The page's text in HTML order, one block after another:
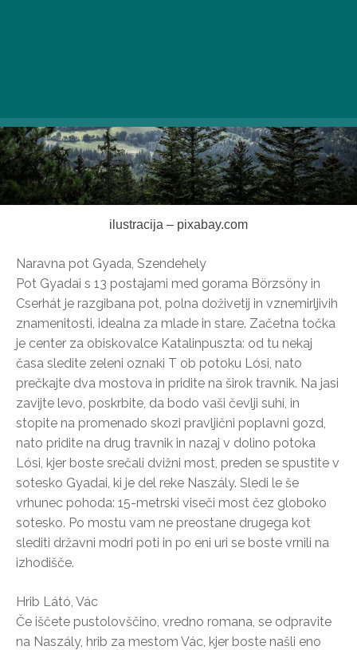
ilustracija – pixabay.com
Naravna pot Gyada, Szendehely
Pot Gyadai s 13 postajami med gorama Börzsöny in
Cserhát je razgibana pot, polna doživetij in vznemirljivih
znamenitosti, idealna za mlade in stare. Začetna točka
je center za obiskovalce Katalinpuszta: od tu nekaj
časa sledite zeleni oznaki T ob potoku Lósi, nato
prečkajte dva mostova in pridite na širok travnik. Na jasi
zavijte levo, poskrbite, da bodo vaši čevlji suhi, in
stopite na promenado skozi pravljični poplavni gozd,
nato pridite na drug travnik in nazaj v dolino potoka
Lósi, kjer boste srečali dvižni most, preden se spustite v
sotesko Gyadai, ki je del reke Naszály. Sledi le še
vrhunec pohoda: 15-metrski viseči most čez globoko
sotesko. Po mostu vam ne preostane drugega kot
slediti državni modri poti in po eni uri se boste vrnili na
izhodišče.
Hrib Látó, Vác
Če iščete pustolovščino, vredno romana, se odpravite
na Naszály, hrib za mestom Vác, kjer boste našli eno